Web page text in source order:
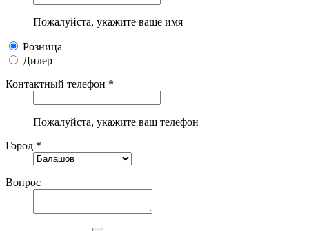
Пожалуйста, укажите ваше имя
Розница
Дилер
Контактный телефон *
Пожалуйста, укажите ваш телефон
Город *
Вопрос